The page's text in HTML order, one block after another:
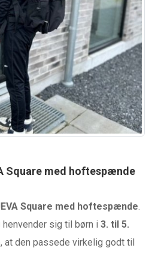
Square med hoftespænde
Square med hoftespænde.
sig til børn i 3. til 5.
at den passede virkelig godt til